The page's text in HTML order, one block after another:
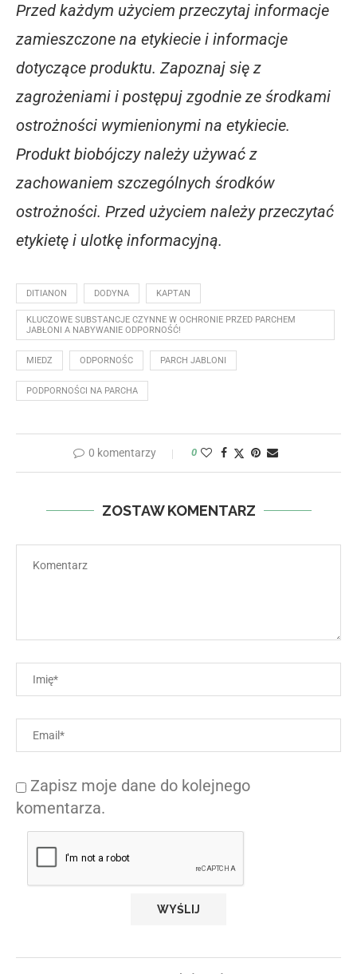
Przed każdym użyciem przeczytaj informacje
zamieszczone na etykiecie i informacje
dotyczące produktu. Zapoznaj się z
zagrożeniami i postępuj zgodnie ze środkami
ostrożności wymienionymi na etykiecie.
Produkt biobójczy należy używać z
zachowaniem szczególnych środków
ostrożności. Przed użyciem należy przeczytać
etykietę i ulotkę informacyjną.
DITIANON DODYNA KAPTAN
KLUCZOWE SUBSTANCJE CZYNNE W OCHRONIE PRZED PARCHEM
JABŁONI A NABYWANIE ODPORNOŚĆ!
MIEDZ ODPORNOŚC PARCH JABLONI
PODPORNOŚCI NA PARCHA
0 komentarzy 0
ZOSTAW KOMENTARZ
Zapisz moje dane do kolejnego
komentarza.